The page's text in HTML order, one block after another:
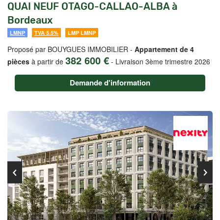
QUAI NEUF OTAGO-CALLAO-ALBA à
Bordeaux
LMNP TVA 5.5% LMP LMNP
Proposé par BOUYGUES IMMOBILIER - Appartement de 4
pièces à partir de 382 600 € - Livraison 3ème trimestre 2026
Demande d'information